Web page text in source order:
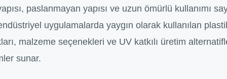
paslanmayan yapısı ve uzun ömürlü kullanımı
uygulamalarda yaygın olarak kullanılan
malzeme seçenekleri ve UV katkılı üretim
sunar.